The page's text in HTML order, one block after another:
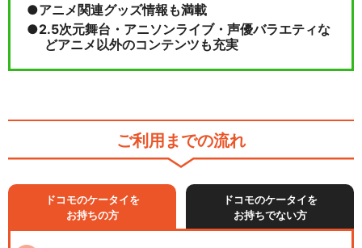
アニメ関連グッズ情報も満載
2.5次元舞台・アニソンライブ・声優バラエティな
どアニメ以外のコンテンツも充実
ご利用までの流れ
ドコモのケータイを
お持ちの方
ドコモのケータイを
お持ちでない方